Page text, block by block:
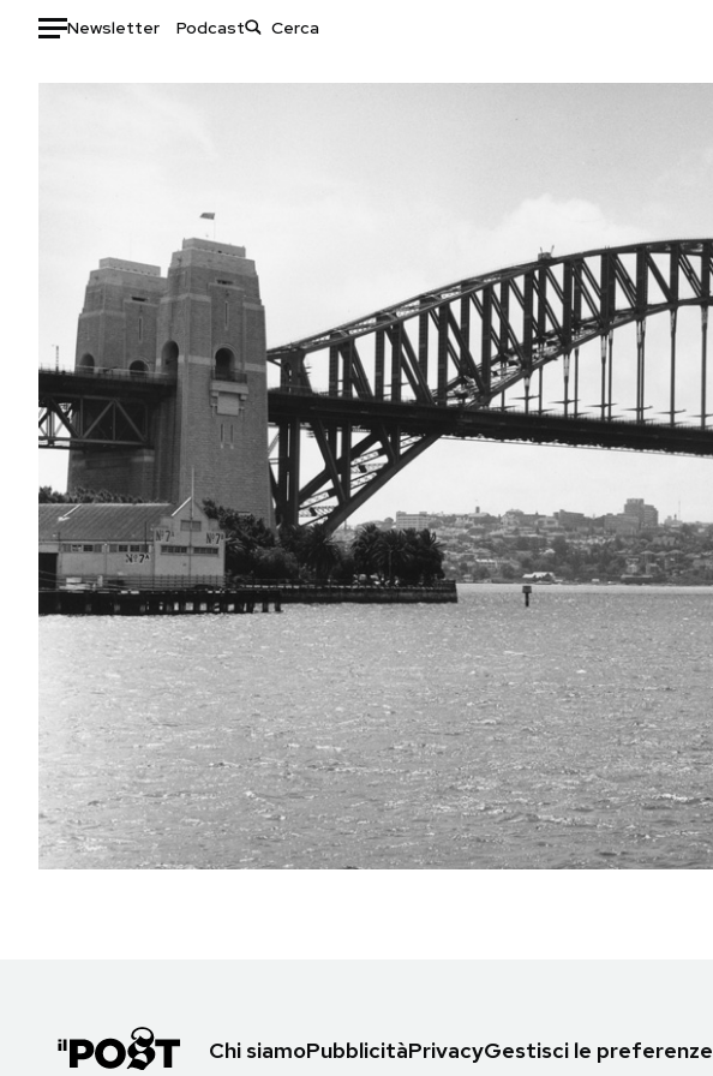
Newsletter Podcast
Auto
Politica
Tecnologia
Internet
Scienza
Cultura
Economia
Storie/Idee
Ok Boomer!
Media
Altrecose
Mondiali calcio 2026
PODCAST
NEWSLETTER
I MIEI PREFERITI
SHOP
Area Personale
Newsletter
Chi siamoPubblicitàPrivacyGestisci le preferenze